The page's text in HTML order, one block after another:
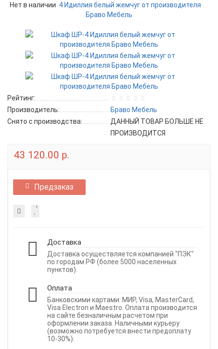
Нет в наличии
Рейтинг:
Производитель:
Браво Мебель
Снято с производства:
ДАННЫЙ ТОВАР БОЛЬШЕ НЕ
ПРОИЗВОДИТСЯ
43 120.00 р.
Предзаказ
Доставка
Доставка осуществляется компанией "ПЭК"
по городам РФ (более 5000 населенных
пунктов).
Оплата
Банковскими картами: МИР, Visa, MasterCard,
Visa Electron и Maestro. Оплата производится
на сайте безналичным расчетом при
оформлении заказа. Наличными курьеру
(возможно потребуется внести предоплату
10-30%).